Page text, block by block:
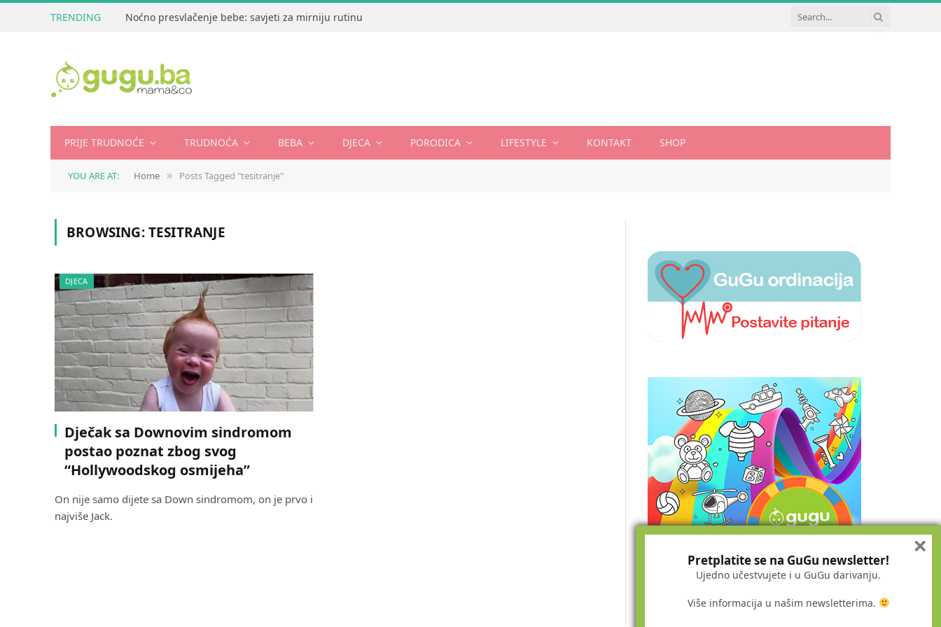
TRENDING Noćno presvlačenje bebe: savjeti za mirniju rutinu
PRIJE TRUDNOĆE TRUDNOĆA BEBA DJECA PORODICA LIFESTYLE KONTAKT SHOP
YOU ARE AT: Home » Posts Tagged "tesitranje"
BROWSING:TESITRANJE
DJECA
Dječak sa Downovim sindromom
postao poznat zbog svog
“Hollywoodskog osmijeha”
On nije samo dijete sa Down sindromom, on je prvo i
najviše Jack.
Pretplatite se na GuGu newsletter!
Ujedno učestvujete i u GuGu darivanju.
Više informacija u našim newsletterima.
×